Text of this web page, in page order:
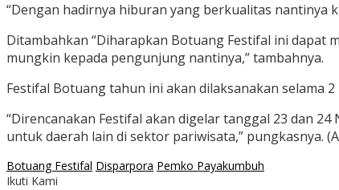
“Dengan hadirnya hiburan yang berkualitas nantinya
Ditambahkan “Diharapkan Botuang Festifal ini dapat
mungkin kepada pengunjung nantinya,” tambahnya.
Festifal Botuang tahun ini akan dilaksanakan selama
“Direncanakan Festifal akan digelar tanggal 23 dan
untuk daerah lain di sektor pariwisata,” pungkasnya.
Botuang Festifal Disparpora Pemko Payakumbuh
Ikuti Kami